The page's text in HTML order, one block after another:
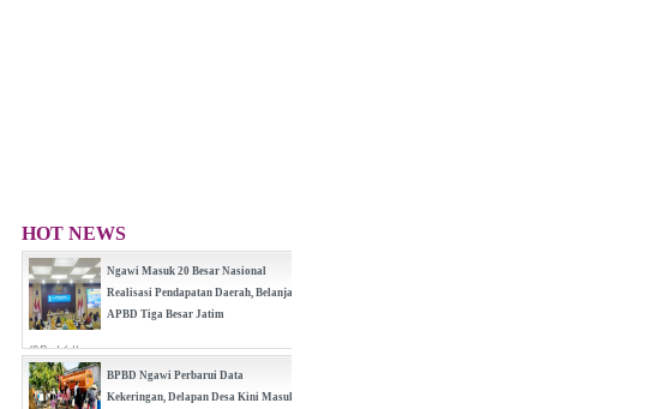
HOT NEWS
Ngawi Masuk 20 Besar Nasional
Realisasi Pendapatan Daerah, Belanja
APBD Tiga Besar Jatim
(0 Reply(s))
BPBD Ngawi Perbarui Data
Kekeringan, Delapan Desa Kini Masuk